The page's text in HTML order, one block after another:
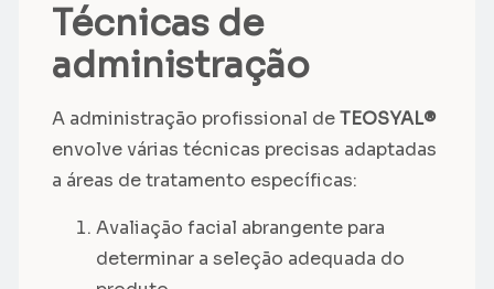
Técnicas de
administração
A administração profissional deTEOSYAL®
envolve várias técnicas precisas adaptadas
a áreas de tratamento específicas:
Avaliação facial abrangente para
determinar a seleção adequada do